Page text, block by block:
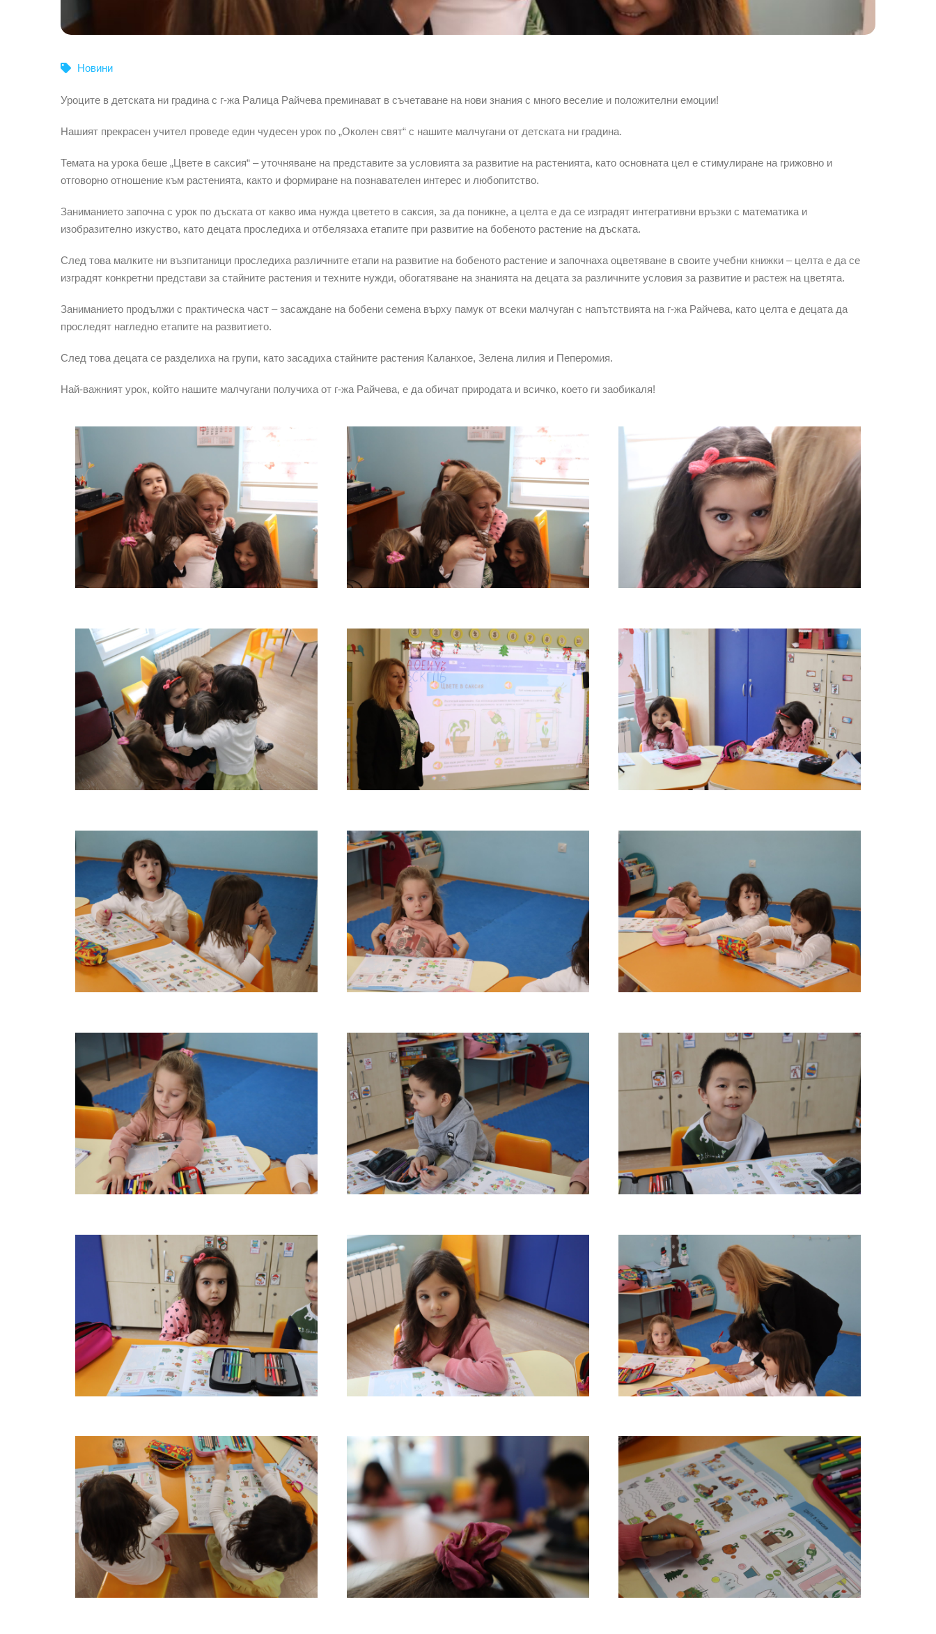
Новини
Уроците в детската ни градина с г-жа Ралица Райчева преминават в съчетаване на нови знания с много веселие и положителни емоции!
Нашият прекрасен учител проведе един чудесен урок по „Околен свят“ с нашите малчугани от детската ни градина.
Темата на урока беше „Цвете в саксия“ – уточняване на представите за условията за развитие на растенията, като основната цел е стимулиране на грижовно и
отговорно отношение към растенията, както и формиране на познавателен интерес и любопитство.
Заниманието започна с урок по дъската от какво има нужда цветето в саксия, за да поникне, а целта е да се изградят интегративни връзки с математика и
изобразително изкуство, като децата проследиха и отбелязаха етапите при развитие на бобеното растение на дъската.
След това малките ни възпитаници проследиха различните етапи на развитие на бобеното растение и започнаха оцветяване в своите учебни книжки – целта е да се
изградят конкретни представи за стайните растения и техните нужди, обогатяване на знанията на децата за различните условия за развитие и растеж на цветята.
Заниманието продължи с практическа част – засаждане на бобени семена върху памук от всеки малчуган с напътствията на г-жа Райчева, като целта е децата да
проследят нагледно етапите на развитието.
След това децата се разделиха на групи, като засадиха стайните растения Каланхое, Зелена лилия и Пеперомия.
Най-важният урок, който нашите малчугани получиха от г-жа Райчева, е да обичат природата и всичко, което ги заобикаля!